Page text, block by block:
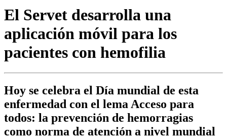
El Servet desarrolla una
aplicación móvil para los
pacientes con hemofilia
Hoy se celebra el Día mundial de esta
enfermedad con el lema Acceso para
todos: la prevención de hemorragias
como norma de atención a nivel mundial